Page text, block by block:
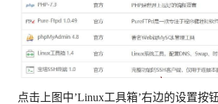
点击上图中’Linux工具箱’右边的设置按